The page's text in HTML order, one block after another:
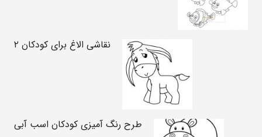
نقاشی الاغ برای کودکان ۲
طرح رنگ آمیزی کودکان اسب آبی